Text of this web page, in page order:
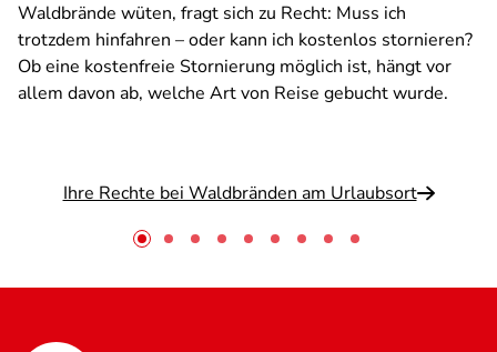
Waldbrände wüten, fragt sich zu Recht: Muss ich
trotzdem hinfahren – oder kann ich kostenlos stornieren?
Ob eine kostenfreie Stornierung möglich ist, hängt vor
allem davon ab, welche Art von Reise gebucht wurde.
Ihre Rechte bei Waldbränden am Urlaubsort